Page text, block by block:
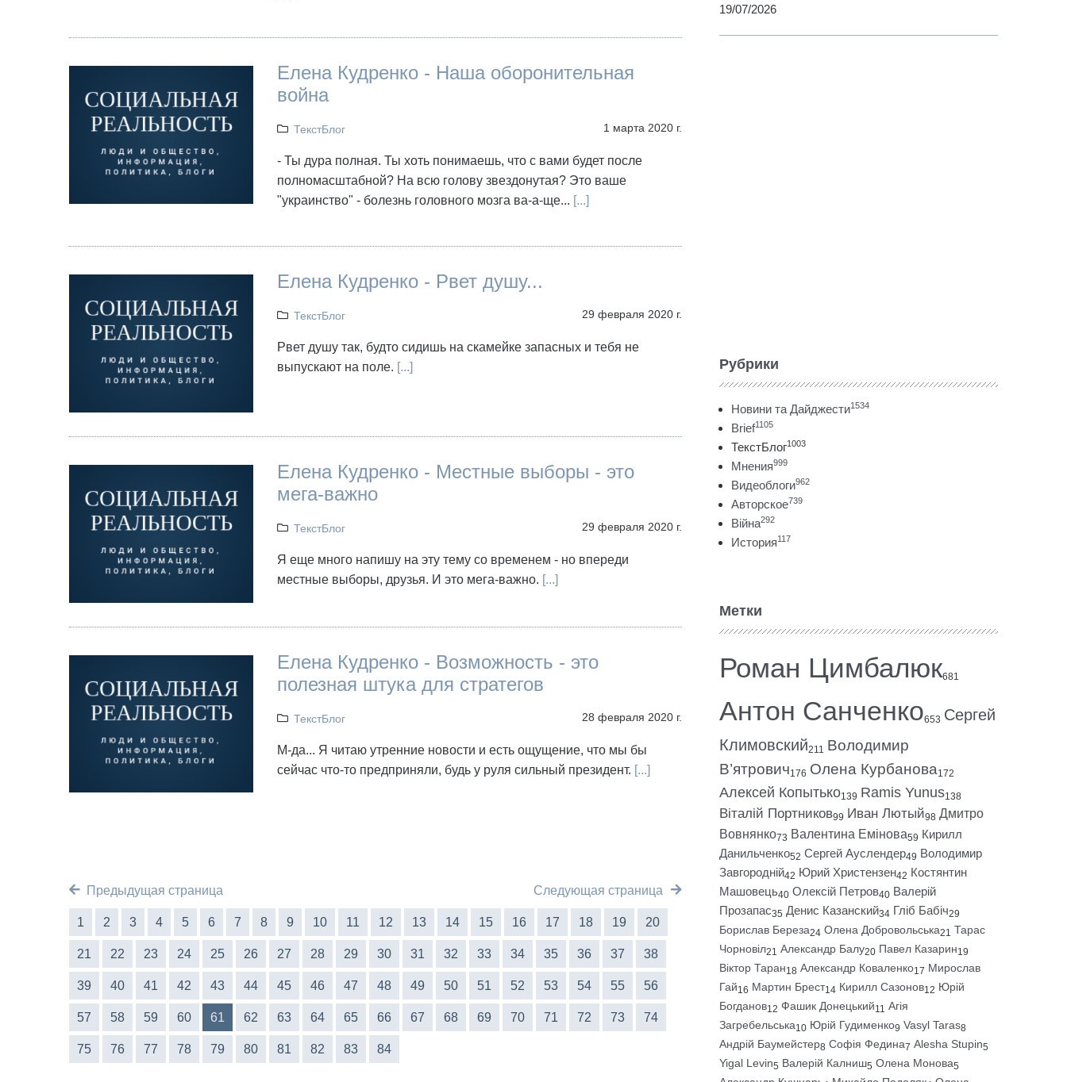
Елена Кудренко - Наша оборонительная
война
ТекстБлог 1 марта 2020 г.
- Ты дура полная. Ты хоть понимаешь, что с вами будет после
полномасштабной? На всю голову звездонутая? Это ваше
"украинство" - болезнь головного мозга ва-а-ще... [...]
Елена Кудренко - Рвет душу...
ТекстБлог 29 февраля 2020 г.
Рвет душу так, будто сидишь на скамейке запасных и тебя не
выпускают на поле. [...]
Елена Кудренко - Местные выборы - это
мега-важно
ТекстБлог 29 февраля 2020 г.
Я еще много напишу на эту тему со временем - но впереди
местные выборы, друзья. И это мега-важно. [...]
Елена Кудренко - Возможность - это
полезная штука для стратегов
ТекстБлог 28 февраля 2020 г.
М-да... Я читаю утренние новости и есть ощущение, что мы бы
сейчас что-то предприняли, будь у руля сильный президент. [...]
Предыдущая страница Следующая страница
1 2 3 4 5 6 7 8 9 10 11 12 13 14 15 16 17 18 19 20
21 22 23 24 25 26 27 28 29 30 31 32 33 34 35 36 37 38
39 40 41 42 43 44 45 46 47 48 49 50 51 52 53 54 55 56
57 58 59 60 61 62 63 64 65 66 67 68 69 70 71 72 73 74
75 76 77 78 79 80 81 82 83 84
19/07/2026
Рубрики
Новини та Дайджести1534
Brief1105
ТекстБлог1003
Мнения999
Видеоблоги962
Авторское739
Війна292
История117
Метки
Роман Цимбалюк681
Антон Санченко653 Сергей
Климовский211 Володимир
В’ятрович176 Олена Курбанова172
Алексей Копытько139 Ramis Yunus138
Віталій Портников99 Иван Лютый98 Дмитро
Вовнянко73 Валентина Емінова59 Кирилл
Данильченко52 Сергей Ауслендер49 Володимир
Завгородній42 Юрий Христензен42 Костянтин
Машовець40 Олексій Петров40 Валерій
Прозапас35 Денис Казанский34 Гліб Бабіч29
Борислав Береза24 Олена Добровольська21 Тарас
Чорновіл21 Александр Балу20 Павел Казарин19
Віктор Таран18 Александр Коваленко17 Мирослав
Гай16 Мартин Брест14 Кирилл Сазонов12 Юрій
Богданов12 Фашик Донецький11 Агія
Загребельська10 Юрій Гудименко9 Vasyl Taras8
Андрій Баумейстер8 Софія Федина7 Alesha Stupin5
Yigal Levin5 Валерій Калниш5 Олена Монова5